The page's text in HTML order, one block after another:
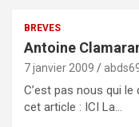
BREVES
Antoine
7 janvier 2009
C’est pas nous qui
cet article : ICI La…